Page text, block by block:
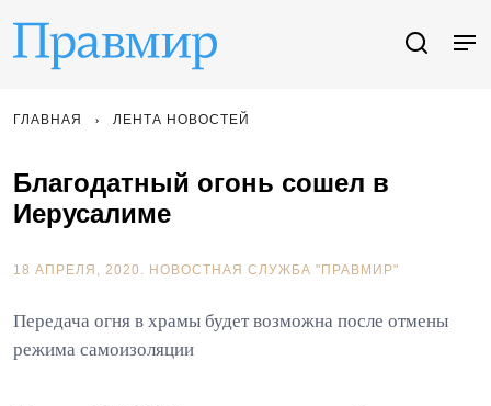
ГЛАВНАЯ ЛЕНТА НОВОСТЕЙ
Благодатный огонь сошел в
Иерусалиме
18 АПРЕЛЯ, 2020. НОВОСТНАЯ СЛУЖБА "ПРАВМИР"
Передача огня в храмы будет возможна после отмены
режима самоизоляции